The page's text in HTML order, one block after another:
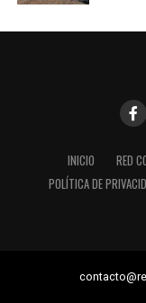
INICIO RED
POLÍTICA DE